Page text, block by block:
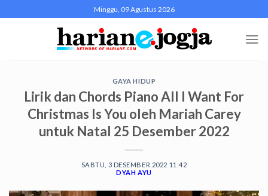
to
Minggu, 09 Agustus 2026
GAYA HIDUP
Lirik dan Chords Piano All I Want For
Christmas Is You oleh Mariah Carey
untuk Natal 25 Desember 2022
SABTU, 3 DESEMBER 2022 11:42
DYAH AYU